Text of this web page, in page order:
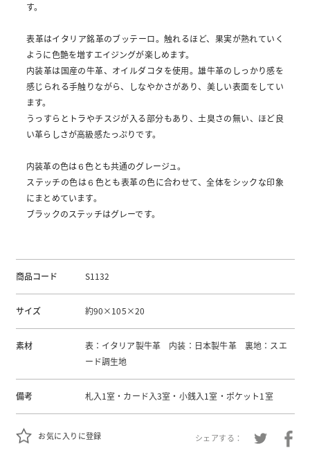
す。
表革はイタリア銘革のブッテーロ。触れるほど、果実が熟れていく
ように色艶を増すエイジングが楽しめます。
内装革は国産の牛革、オイルダコタを使用。雄牛革のしっかり感を
感じられる手触りながら、しなやかさがあり、美しい表面をしてい
ます。
うっすらとトラやチスジが入る部分もあり、土臭さの無い、ほど良
い革らしさが高級感たっぷりです。
内装革の色は６色とも共通のグレージュ。
ステッチの色は６色とも表革の色に合わせて、全体をシックな印象
にまとめています。
ブラックのステッチはグレーです。
商品コード S1132
サイズ 約90×105×20
素材
表：イタリア製牛革 内装：日本製牛革 裏地：スエ
ード調生地
備考 札入1室・カード入3室・小銭入1室・ポケット1室
お気に入りに登録 シェアする：